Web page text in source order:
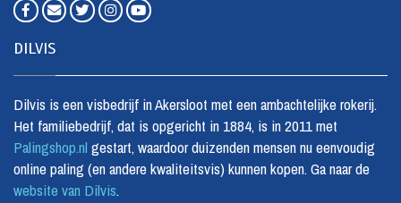
DILVIS
Dilvis is een visbedrijf in Akersloot met een ambachtelijke rokerij.
Het familiebedrijf, dat is opgericht in 1884, is in 2011 met
Palingshop.nl gestart, waardoor duizenden mensen nu eenvoudig
online paling (en andere kwaliteitsvis) kunnen kopen. Ga naar de
website van Dilvis.